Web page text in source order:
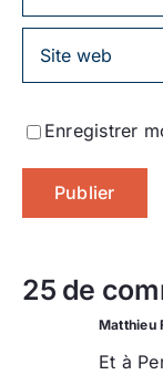
25 de
Matthieu
Et à
Enregistrer